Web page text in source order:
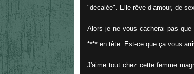
"décalée". Elle rêve d’amour, de
Alors je ne vous cacherai pas
**** en tête. Est-ce que ça vous
J'aime tout chez cette femme